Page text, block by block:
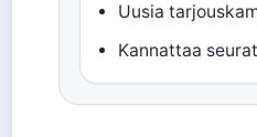
Uusia
Kannattaa